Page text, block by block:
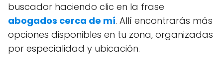
buscador haciendo clic en la frase
abogados cerca de mí. Allí encontrarás más
opciones disponibles en tu zona, organizadas
por especialidad y ubicación.